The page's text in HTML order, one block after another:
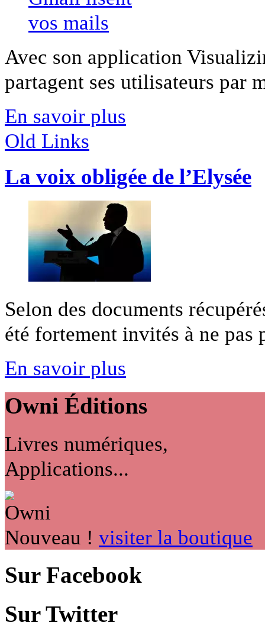
Avec son application
partagent ses utilisateurs par
En savoir plus
Old Links
La voix obligée de l’Elysée
Selon des documents
été fortement invités à ne pas
En savoir plus
Owni Éditions
Livres numériques,
Applications...
Nouveau ! visiter la boutique
Sur Facebook
Sur Twitter